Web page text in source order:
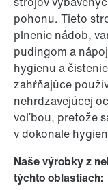
pohonu. Tieto
plnenie nádob,
pudingom a
hygienu a
zahŕňajúce
nehrdzavejúcej
voľbou, pretože
v dokonale
Naše výrobky z
týchto oblastiach: